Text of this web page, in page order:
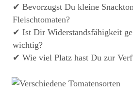
✔ Bevorzugst Du kleine
Fleischtomaten?
✔ Ist Dir Widerstandsfähigkeit
wichtig?
✔ Wie viel Platz hast Du zur